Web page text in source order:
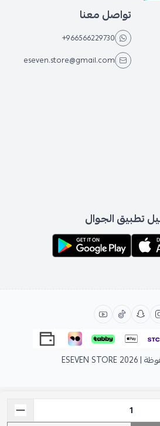
تواصل معنا
+966566229730
eseven.store@gmail.com
تطبيق الجوال
| 2026
ESEVEN STORE